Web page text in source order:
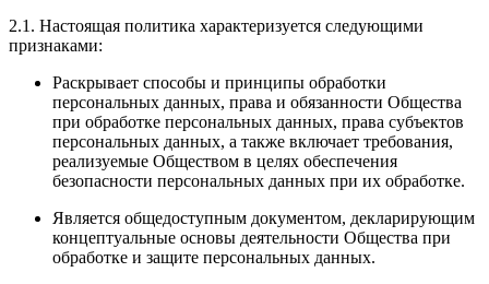
2.1. Настоящая политика характеризуется следующими
признаками:
Раскрывает способы и принципы обработки
персональных данных, права и обязанности Общества
при обработке персональных данных, права субъектов
персональных данных, а также включает требования,
реализуемые Обществом в целях обеспечения
безопасности персональных данных при их обработке.
Является общедоступным документом, декларирующим
концептуальные основы деятельности Общества при
обработке и защите персональных данных.